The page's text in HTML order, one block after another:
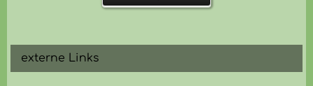
externe Links